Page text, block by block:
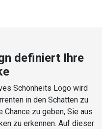
definiert Ihre
Schönheits Logo wird
in den Schatten zu
Chance zu geben, Sie aus
zu erkennen. Auf dieser